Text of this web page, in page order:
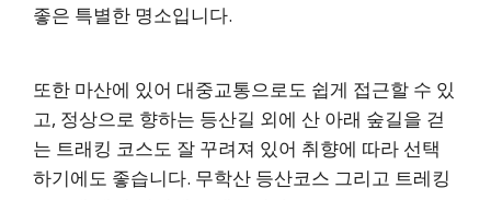
좋은 특별한 명소입니다.
또한 마산에 있어 대중교통으로도 쉽게 접근할 수 있
고, 정상으로 향하는 등산길 외에 산 아래 숲길을 걷
는 트래킹 코스도 잘 꾸려져 있어 취향에 따라 선택
하기에도 좋습니다. 무학산 등산코스 그리고 트레킹